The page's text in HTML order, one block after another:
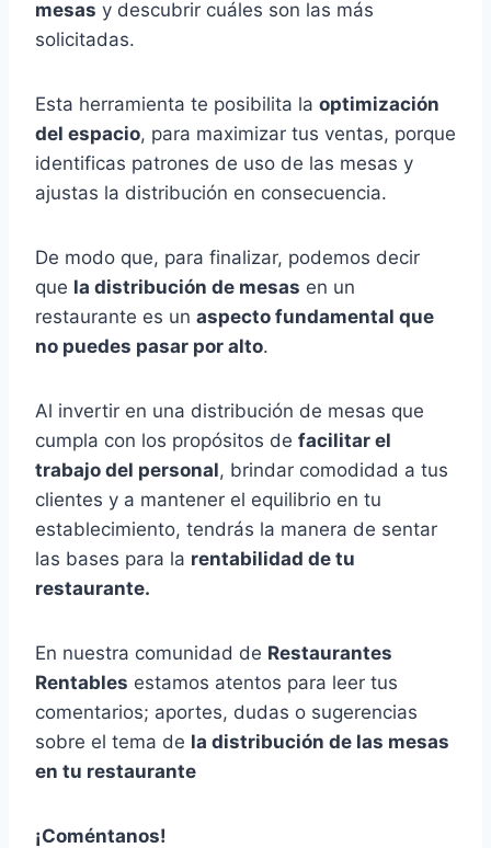
mesas y descubrir cuáles son las más
solicitadas.
Esta herramienta te posibilita la optimización
del espacio, para maximizar tus ventas, porque
identificas patrones de uso de las mesas y
ajustas la distribución en consecuencia.
De modo que, para finalizar, podemos decir
que la distribución de mesas en un
restaurante es un aspecto fundamental que
no puedes pasar por alto.
Al invertir en una distribución de mesas que
cumpla con los propósitos de facilitar el
trabajo del personal, brindar comodidad a tus
clientes y a mantener el equilibrio en tu
establecimiento, tendrás la manera de sentar
las bases para la rentabilidad de tu
restaurante.
En nuestra comunidad de Restaurantes
Rentables estamos atentos para leer tus
comentarios; aportes, dudas o sugerencias
sobre el tema de la distribución de las mesas
en tu restaurante
¡Coméntanos!